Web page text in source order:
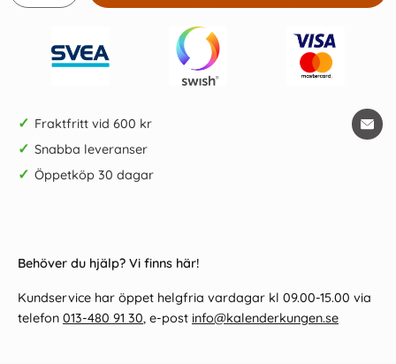
✓ Fraktfritt vid 600 kr
✓ Snabba leveranser
✓ Öppetköp 30 dagar
Behöver du hjälp? Vi finns här!
Kundservice har öppet helgfria vardagar kl 09.00-15.00 via
telefon 013-480 91 30, e-post info@kalenderkungen.se